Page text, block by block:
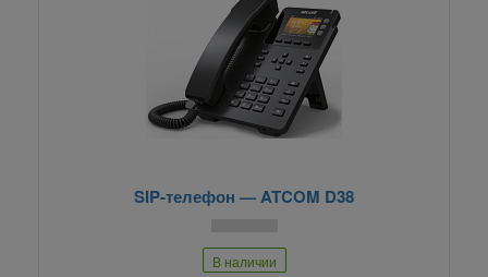
SIP-телефон — ATCOM D38
В наличии